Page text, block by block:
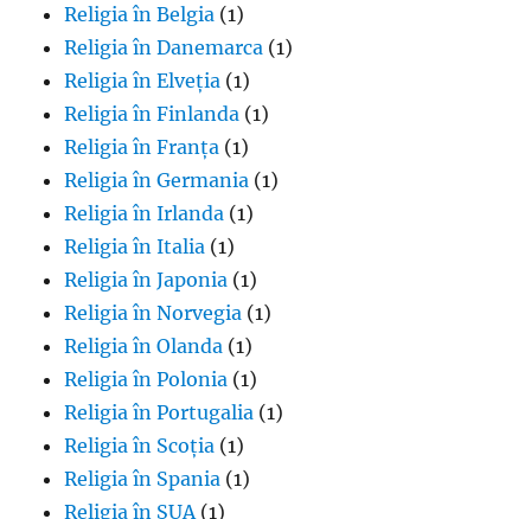
Religia în Belgia (1)
Religia în Danemarca (1)
Religia în Elveția (1)
Religia în Finlanda (1)
Religia în Franța (1)
Religia în Germania (1)
Religia în Irlanda (1)
Religia în Italia (1)
Religia în Japonia (1)
Religia în Norvegia (1)
Religia în Olanda (1)
Religia în Polonia (1)
Religia în Portugalia (1)
Religia în Scoția (1)
Religia în Spania (1)
Religia în SUA (1)